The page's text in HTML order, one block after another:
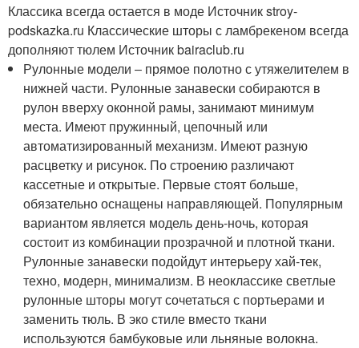
Классика всегда остается в моде Источник stroy-
podskazka.ru Классические шторы с ламбрекеном всегда
дополняют тюлем Источник bairaclub.ru
Рулонные модели ‒ прямое полотно с утяжелителем в
нижней части. Рулонные занавески собираются в
рулон вверху оконной рамы, занимают минимум
места. Имеют пружинный, цепочный или
автоматизированный механизм. Имеют разную
расцветку и рисунок. По строению различают
кассетные и открытые. Первые стоят больше,
обязательно оснащены направляющей. Популярным
вариантом является модель день-ночь, которая
состоит из комбинации прозрачной и плотной ткани.
Рулонные занавески подойдут интерьеру хай-тек,
техно, модерн, минимализм. В неоклассике светлые
рулонные шторы могут сочетаться с портьерами и
заменить тюль. В эко стиле вместо ткани
используются бамбуковые или льняные волокна.